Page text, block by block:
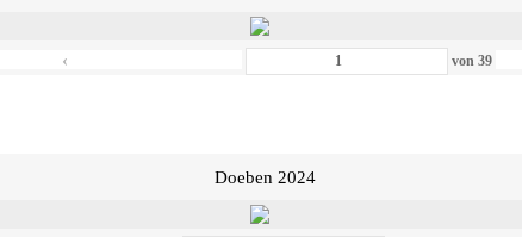
‹ von39
Doeben 2024